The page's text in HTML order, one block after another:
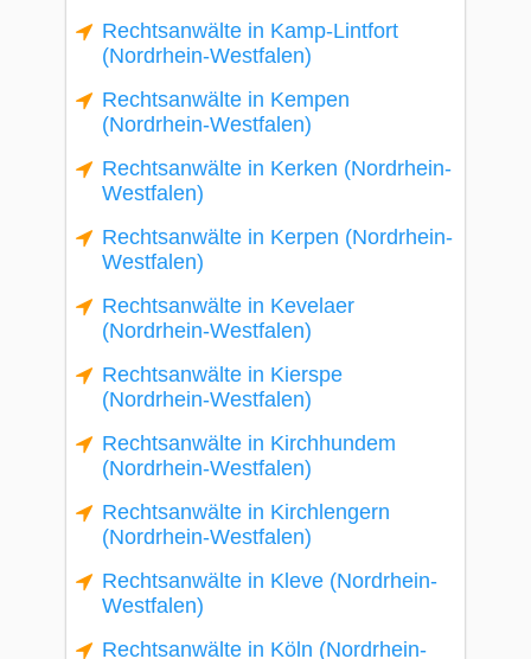
Rechtsanwälte in Kamp-Lintfort
(Nordrhein-Westfalen)
Rechtsanwälte in Kempen
(Nordrhein-Westfalen)
Rechtsanwälte in Kerken (Nordrhein-
Westfalen)
Rechtsanwälte in Kerpen (Nordrhein-
Westfalen)
Rechtsanwälte in Kevelaer
(Nordrhein-Westfalen)
Rechtsanwälte in Kierspe
(Nordrhein-Westfalen)
Rechtsanwälte in Kirchhundem
(Nordrhein-Westfalen)
Rechtsanwälte in Kirchlengern
(Nordrhein-Westfalen)
Rechtsanwälte in Kleve (Nordrhein-
Westfalen)
Rechtsanwälte in Köln (Nordrhein-